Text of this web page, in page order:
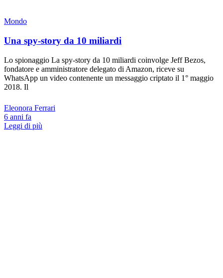
Mondo
Una spy-story da 10 miliardi
Lo spionaggio La spy-story da 10 miliardi coinvolge Jeff Bezos,
fondatore e amministratore delegato di Amazon, riceve su
WhatsApp un video contenente un messaggio criptato il 1° maggio
2018. Il
Eleonora Ferrari
6 anni fa
Leggi di più